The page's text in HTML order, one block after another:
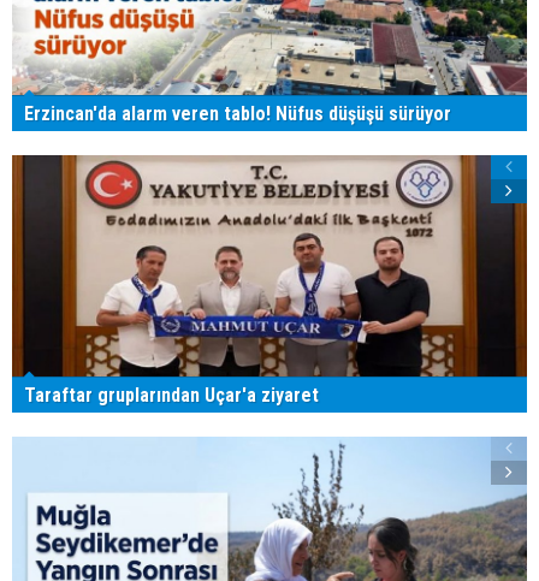
Erzincan'da alarm veren tablo! Nüfus düşüşü sürüyor
Taraftar gruplarından Uçar'a ziyaret